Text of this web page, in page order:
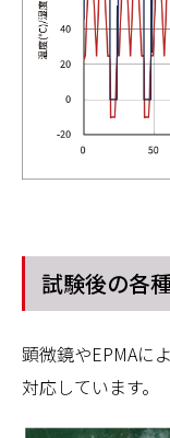
試験後の各
顕微鏡やEPMAに
対応しています。